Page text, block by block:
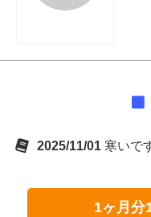
2025/11/01 寒いで
1ヶ月分